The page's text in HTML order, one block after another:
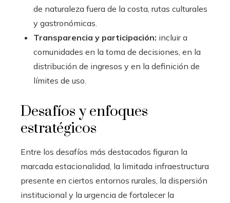
de naturaleza fuera de la costa, rutas culturales
y gastronómicas.
Transparencia y participación: incluir a
comunidades en la toma de decisiones, en la
distribución de ingresos y en la definición de
límites de uso.
Desafíos y enfoques
estratégicos
Entre los desafíos más destacados figuran la
marcada estacionalidad, la limitada infraestructura
presente en ciertos entornos rurales, la dispersión
institucional y la urgencia de fortalecer la